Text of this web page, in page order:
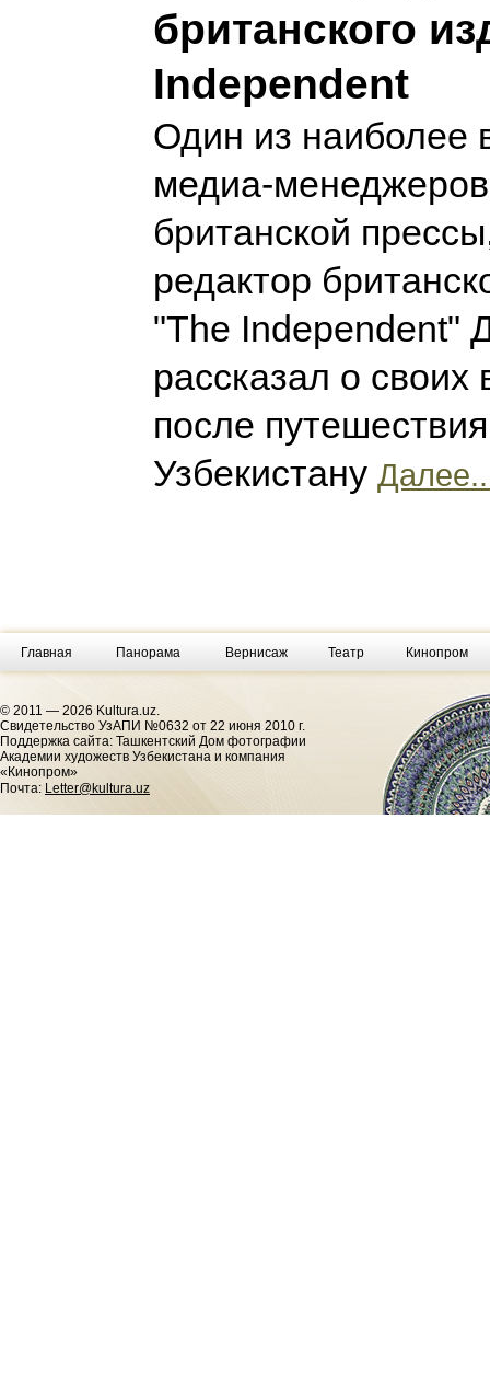
британского
Independent
Один из наиболее
медиа-
британской
редактор
"The Independent"
рассказал о своих
после
Узбекистану
Главная Панорама Вернисаж Театр Кинопром
© 2011 — 2026 Kultura.uz.
Cвидетельство УзАПИ №0632 от 22 июня 2010 г.
Поддержка сайта: Ташкентский Дом фотографии
Академии художеств Узбекистана и компания
«Кинопром»
Почта: Letter@kultura.uz